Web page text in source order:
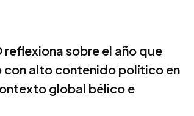
reflexiona sobre el año que
con alto contenido político en
global bélico e